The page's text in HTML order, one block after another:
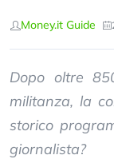
Money.it Guide
Dopo oltre
militanza, la
storico
giornalista?